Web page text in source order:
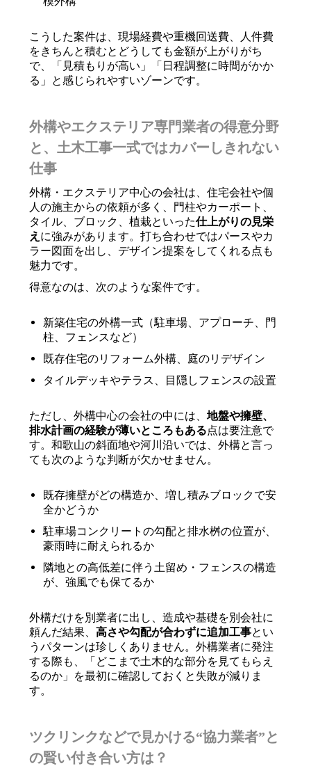
こうした案件は、現場経費や重機回送費、人件費
をきちんと積むとどうしても金額が上がりがち
で、「見積もりが高い」「日程調整に時間がかか
る」と感じられやすいゾーンです。
外構やエクステリア専門業者の得意分野
と、土木工事一式ではカバーしきれない
仕事
外構・エクステリア中心の会社は、住宅会社や個
人の施主からの依頼が多く、門柱やカーポート、
タイル、ブロック、植栽といった仕上がりの見栄
え に強みがあります。打ち合わせではパースやカ
ラー図面を出し、デザイン提案をしてくれる点も
魅力です。
得意なのは、次のような案件です。
新築住宅の外構一式（駐車場、アプローチ、門
柱、フェンスなど）
既存住宅のリフォーム外構、庭のリデザイン
タイルデッキやテラス、目隠しフェンスの設置
ただし、外構中心の会社の中には、地盤や擁壁、
排水計画の経験が薄いところもある点は要注意で
す。和歌山の斜面地や河川沿いでは、外構と言っ
ても次のような判断が欠かせません。
既存擁壁がどの構造か、増し積みブロックで安
全かどうか
駐車場コンクリートの勾配と排水桝の位置が、
豪雨時に耐えられるか
隣地との高低差に伴う土留め・フェンスの構造
が、強風でも保てるか
外構だけを別業者に出し、造成や基礎を別会社に
頼んだ結果、高さや勾配が合わずに追加工事とい
うパターンは珍しくありません。外構業者に発注
する際も、「どこまで土木的な部分を見てもらえ
るのか」を最初に確認しておくと失敗が減りま
す。
ツクリンクなどで見かける“協力業者”と
の賢い付き合い方は？